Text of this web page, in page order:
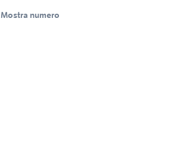
Mostra numero